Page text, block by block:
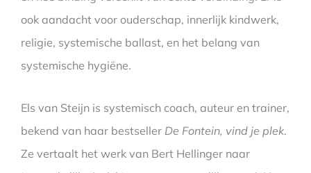
ook aandacht voor ouderschap, innerlijk kindwerk,
religie, systemische ballast, en het belang van
systemische hygiëne.
Els van Steijn is systemisch coach, auteur en trainer,
bekend van haar bestseller De Fontein, vind je plek.
Ze vertaalt het werk van Bert Hellinger naar